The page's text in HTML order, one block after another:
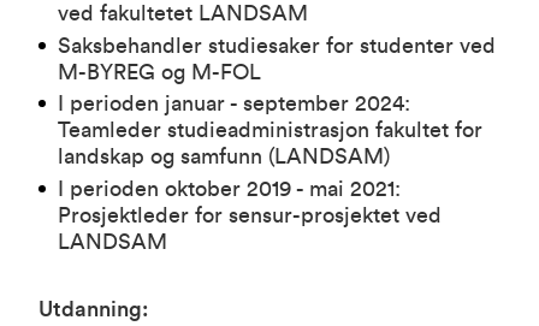
ved fakultetet LANDSAM
Saksbehandler studiesaker for studenter ved
M-BYREG og M-FOL
I perioden januar - september 2024:
Teamleder studieadministrasjon fakultet for
landskap og samfunn (LANDSAM)
I perioden oktober 2019 - mai 2021:
Prosjektleder for sensur-prosjektet ved
LANDSAM
Utdanning: